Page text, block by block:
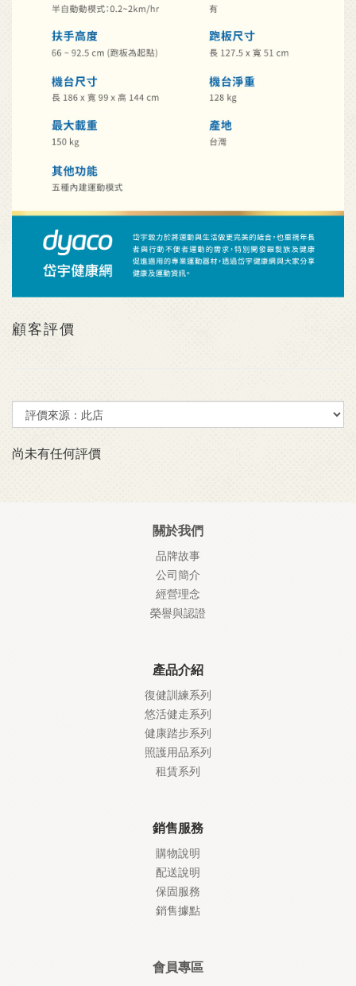
顧客評價
尚未有任何評價
關於我們
品牌故事
公司簡介
經營理念
榮譽與認證
產品介紹
復健訓練系列
悠活健走系列
健康踏步系列
照護用品系列
租賃系列
銷售服務
購物說明
配送說明
保固服務
銷售據點
會員專區